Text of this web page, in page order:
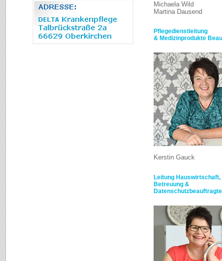
Michaela Wild
Martina Dausend
Pflegedienstleitung
& Medizinprodukte
Kerstin Gauck
Leitung Hauswirtschaft,
Betreuung &